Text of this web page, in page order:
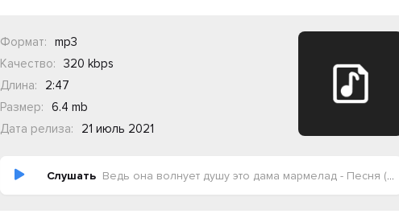
Формат:
mp3
Качество:
320 kbps
Длина:
2:47
Размер:
6.4 mb
Дата релиза:
21 июль 2021
Слушать Ведь она волнует душу это дама мармелад - Песня (из тик тока)